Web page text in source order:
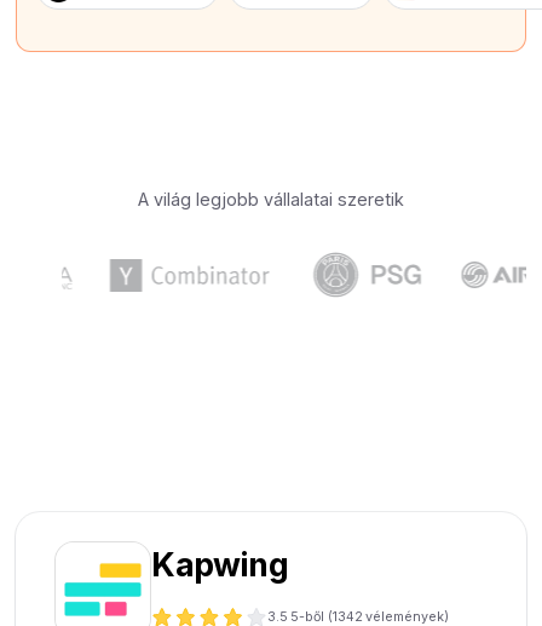
A világ legjobb vállalatai szeretik
Kapwing
3.5 5-ből (1342 vélemények)